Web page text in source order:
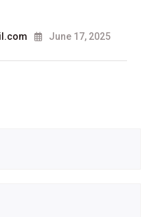
June 17, 2025